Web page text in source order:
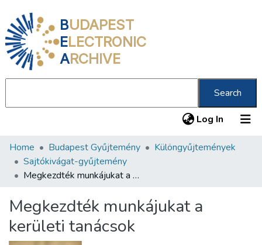
BUDAPEST
ELECTRONIC
ARCHIVE
Search
Log In (current)
Communities & Collections
All of DSpace
About us
Home Budapest Gyűjtemény
Különgyűjtemények
Sajtókivágat-gyűjtemény
Megkezdték munkájukat a kerületi tanácsok
Megkezdték munkájukat a
kerületi tanácsok